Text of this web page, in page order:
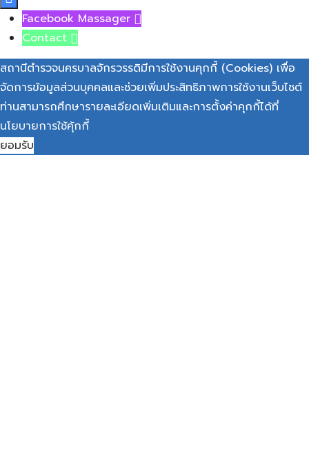
Facebook Massager 
Contact 
สถานีตำรวจนครบาลจักรวรรดิมีการใช้งานคุกกี้ (Cookies) เพื่อ
จัดการข้อมูลส่วนบุคคลและช่วยเพิ่มประสิทธิภาพการใช้งานเว็บไซต์
ท่านสามารถศึกษารายละเอียดเพิ่มเติมและการตั้งค่าคุกกี้ได้ที่
นโยบายการใช้คุ้กกี้
ยอมรับ